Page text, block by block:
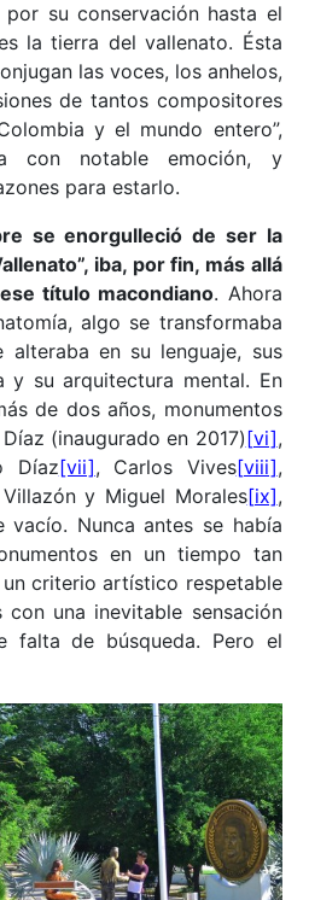
su conservación hasta el
la tierra del vallenato. Ésta
las voces, los anhelos,
de tantos compositores
y el mundo entero”,
con notable emoción, y
para estarlo.
se enorgulleció de ser la
iba, por fin, más allá
título macondiano. Ahora
algo se transformaba
alteraba en su lenguaje, sus
y su arquitectura mental. En
de dos años, monumentos
(inaugurado en 2017)[vi],
Díaz[vii], Carlos Vives[viii],
y Miguel Morales[ix],
vacío. Nunca antes se había
en un tiempo tan
criterio artístico respetable
una inevitable sensación
falta de búsqueda. Pero el